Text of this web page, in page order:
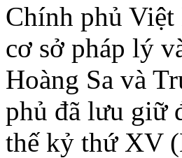
Chính phủ
cơ sở pháp lý
Hoàng Sa và
phủ đã lưu giữ
thế kỷ thứ XV